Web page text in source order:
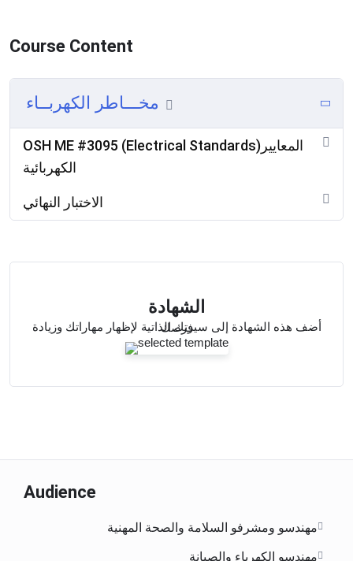
Course Content
مخـــاطر الكهربــاء
OSH ME #3095 (Electrical Standards)المعايير
الكهربائية
الاختبار النهائي
الشهادة
أضف هذه الشهادة إلى سيرتك الذاتية لإظهار مهاراتك وزيادة فرصك
Audience
مهندسو ومشرفو السلامة والصحة المهنية
مهندسو الكهرباء والصيانة